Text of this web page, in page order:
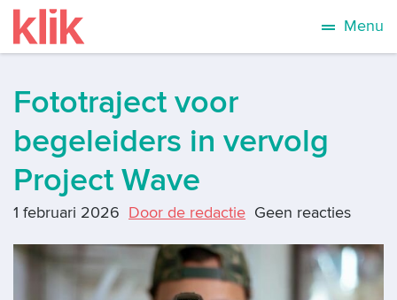
Menu
Fototraject voor
begeleiders in vervolg
Project Wave
1 februari 2026 Door de redactie Geen reacties